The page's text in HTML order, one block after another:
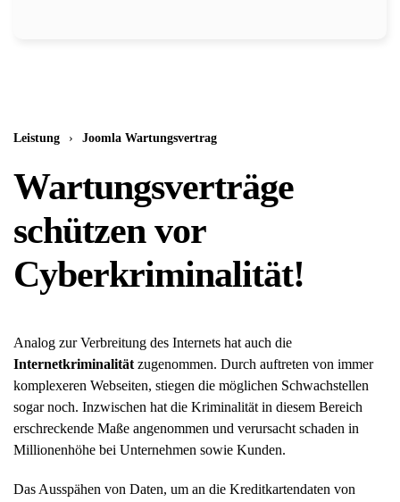
Leistung Joomla Wartungsvertrag
Wartungsverträge
schützen vor
Cyberkriminalität!
Analog zur Verbreitung des Internets hat auch die
Internetkriminalität zugenommen. Durch auftreten von immer
komplexeren Webseiten, stiegen die möglichen Schwachstellen
sogar noch. Inzwischen hat die Kriminalität in diesem Bereich
erschreckende Maße angenommen und verursacht schaden in
Millionenhöhe bei Unternehmen sowie Kunden.
Das Ausspähen von Daten, um an die Kreditkartendaten von